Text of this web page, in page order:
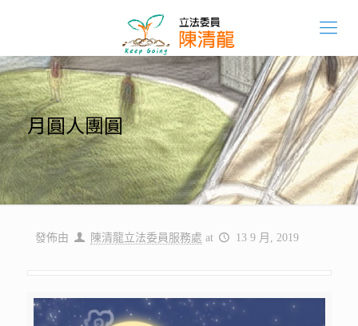
月圓人團圓
發佈由 陳清龍立法委員服務處 at 13 9 月, 2019